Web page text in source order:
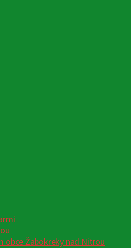
obce Žabokreky nad Nitrou